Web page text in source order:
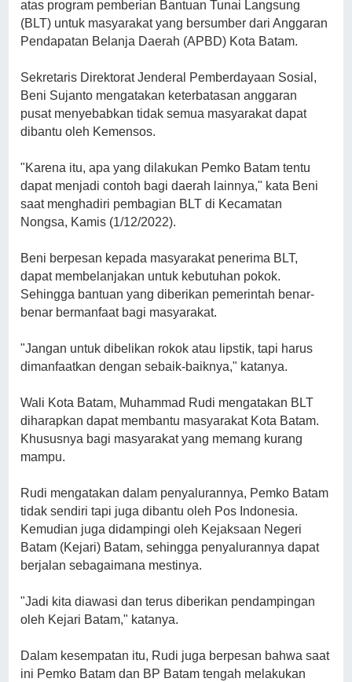
atas program pemberian Bantuan Tunai Langsung
(BLT) untuk masyarakat yang bersumber dari Anggaran
Pendapatan Belanja Daerah (APBD) Kota Batam.
Sekretaris Direktorat Jenderal Pemberdayaan Sosial,
Beni Sujanto mengatakan keterbatasan anggaran
pusat menyebabkan tidak semua masyarakat dapat
dibantu oleh Kemensos.
"Karena itu, apa yang dilakukan Pemko Batam tentu
dapat menjadi contoh bagi daerah lainnya," kata Beni
saat menghadiri pembagian BLT di Kecamatan
Nongsa, Kamis (1/12/2022).
Beni berpesan kepada masyarakat penerima BLT,
dapat membelanjakan untuk kebutuhan pokok.
Sehingga bantuan yang diberikan pemerintah benar-
benar bermanfaat bagi masyarakat.
"Jangan untuk dibelikan rokok atau lipstik, tapi harus
dimanfaatkan dengan sebaik-baiknya," katanya.
Wali Kota Batam, Muhammad Rudi mengatakan BLT
diharapkan dapat membantu masyarakat Kota Batam.
Khususnya bagi masyarakat yang memang kurang
mampu.
Rudi mengatakan dalam penyalurannya, Pemko Batam
tidak sendiri tapi juga dibantu oleh Pos Indonesia.
Kemudian juga didampingi oleh Kejaksaan Negeri
Batam (Kejari) Batam, sehingga penyalurannya dapat
berjalan sebagaimana mestinya.
"Jadi kita diawasi dan terus diberikan pendampingan
oleh Kejari Batam," katanya.
Dalam kesempatan itu, Rudi juga berpesan bahwa saat
ini Pemko Batam dan BP Batam tengah melakukan